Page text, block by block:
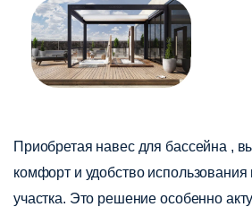
Приобретая навес для бассейна ,
комфорт и удобство
участка. Это решение особенно